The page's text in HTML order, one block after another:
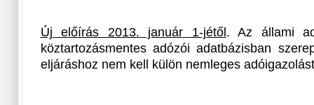
Új előírás 2013. január 1-jétől . Az állami
köztartozásmentes adózói adatbázisban
eljáráshoz nem kell külön nemleges